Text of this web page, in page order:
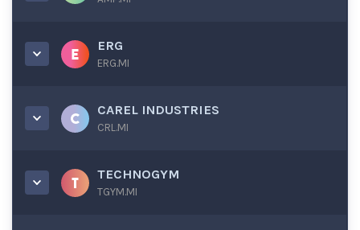
ERG
ERG.MI
CAREL INDUSTRIES
CRL.MI
TECHNOGYM
TGYM.MI